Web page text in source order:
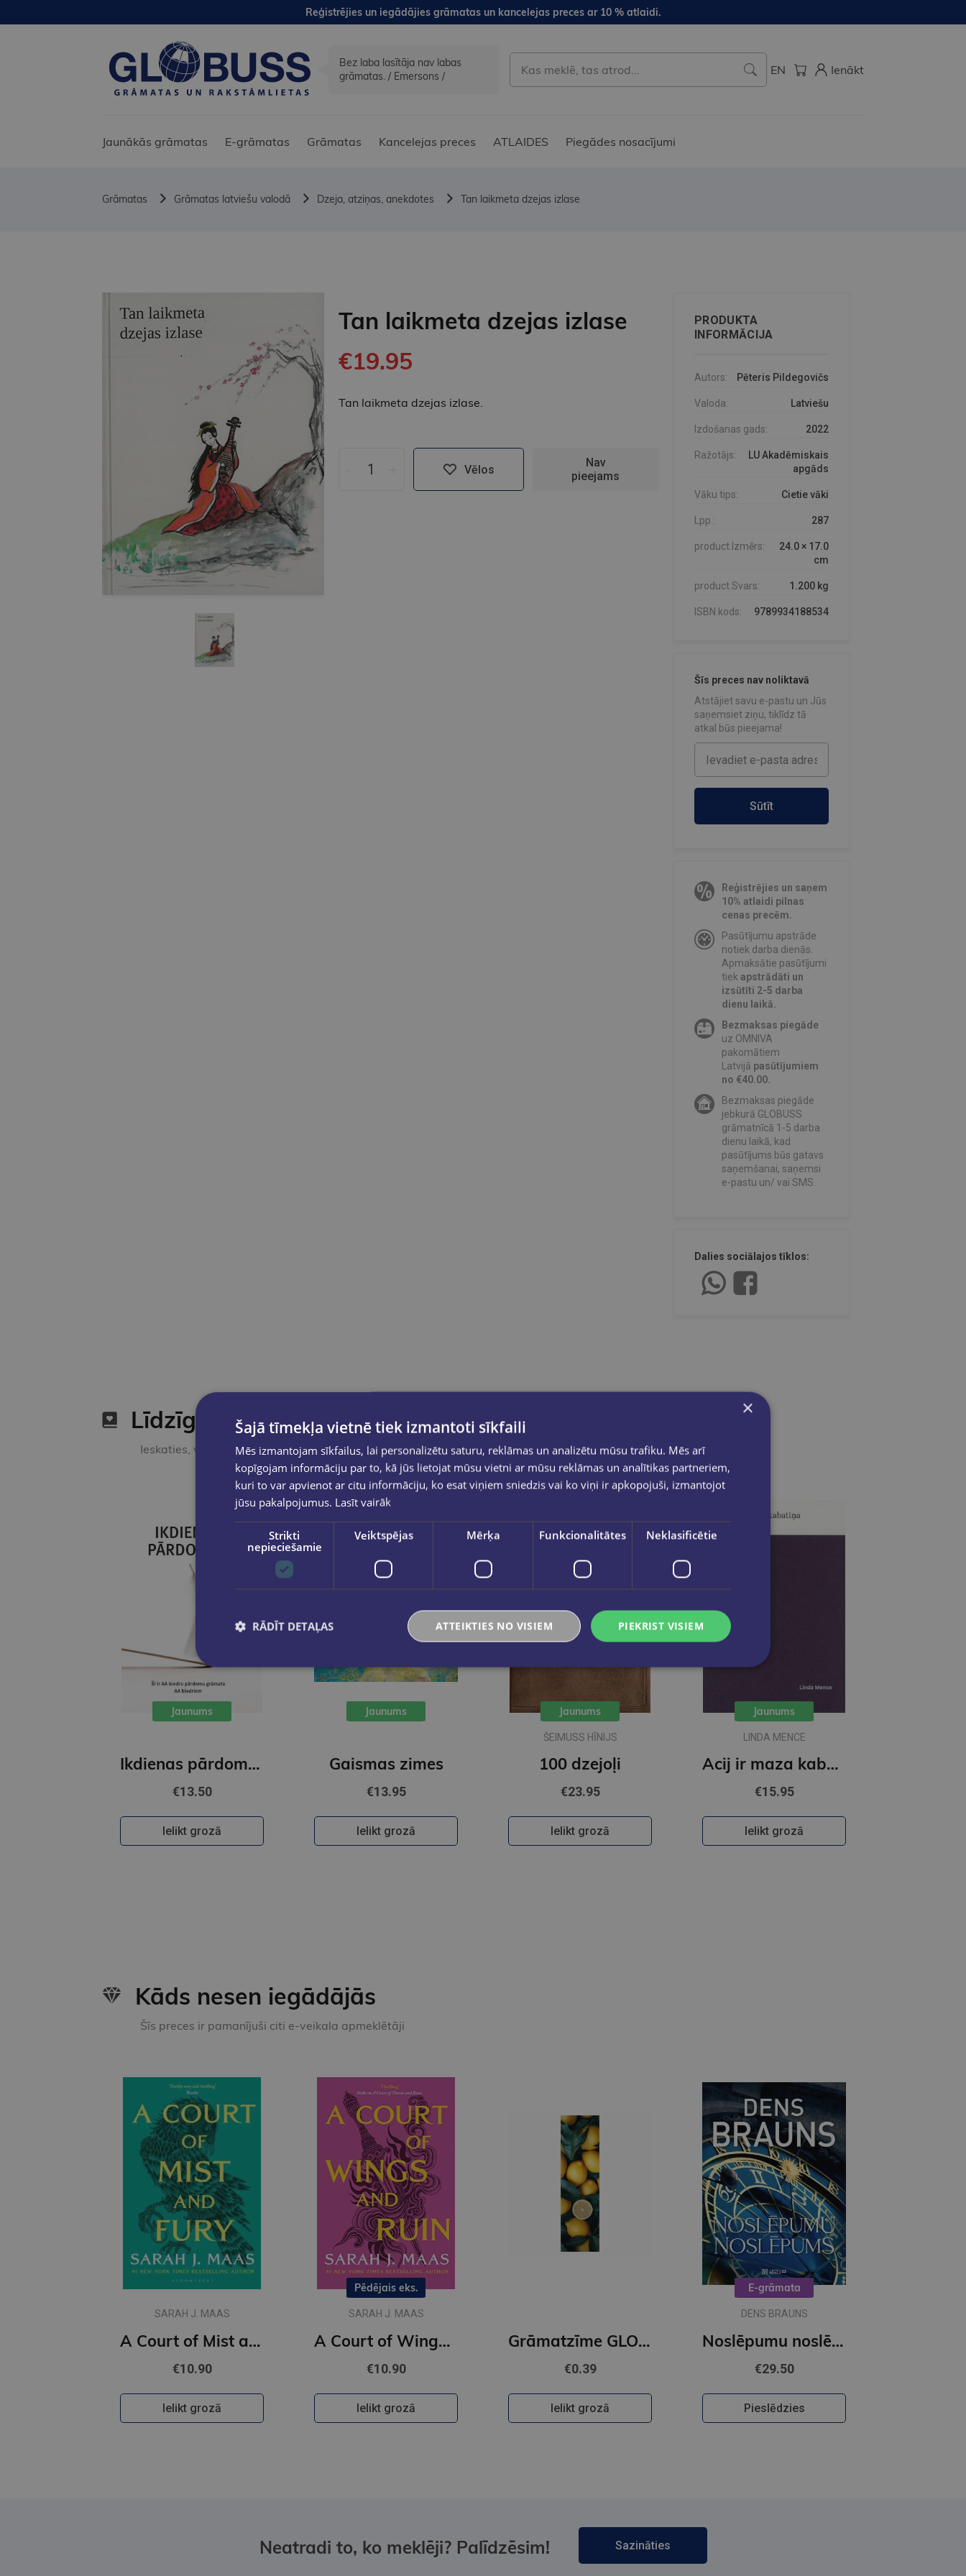
Reģistrējies un iegādājies grāmatas un kancelejas preces ar 10 % atlaidi.
Bez laba lasītāja nav labas
grāmatas. / Emersons /
EN Ienākt
Jaunākās grāmatas E-grāmatas Grāmatas Kancelejas preces ATLAIDES Piegādes nosacījumi
Grāmatas Grāmatas latviešu valodā Dzeja, atziņas, anekdotes Tan laikmeta dzejas izlase
Tan laikmeta dzejas izlase
€19.95
Tan laikmeta dzejas izlase.
Vēlos
Nav
pieejams
PRODUKTA
INFORMĀCIJA
Autors: Pēteris Pildegovičs
Valoda: Latviešu
Izdošanas gads: 2022
Ražotājs:
LU Akadēmiskais
apgāds
Vāku tips: Cietie vāki
Lpp.: 287
product.Izmērs:
24.0 × 17.0
cm
product.Svars: 1.200 kg
ISBN kods: 9789934188534
Šīs preces nav noliktavā
Atstājiet savu e-pastu un Jūs
saņemsiet ziņu, tiklīdz tā
atkal būs pieejama!
Sūtīt
Reģistrējies un saņem
10% atlaidi pilnas
cenas precēm.
Pasūtījumu apstrāde
notiek darba dienās.
Apmaksātie pasūtījumi
tiekapstrādāti un
izsūtīti 2-5 darba
dienu laikā.
Bezmaksas piegāde
uz OMNIVA
pakomātiem
Latvijā pasūtījumiem
no €40.00.
Bezmaksas piegāde
jebkurā GLOBUSS
grāmatnīcā 1-5 darba
dienu laikā, kad
pasūtījums būs gatavs
saņemšanai, saņemsi
e-pastu un/ vai SMS.
Dalies sociālajos tīklos:
Līdzīgas preces
Ieskaties, varbūt noder
Jaunums
Ikdienas pārdomas
€13.50
Ielikt grozā
Jaunums
Gaismas zimes
€13.95
Ielikt grozā
Jaunums
ŠEIMUSS HĪNIJS
100 dzejoļi
€23.95
Ielikt grozā
Jaunums
LINDA MENCE
Acij ir maza kabatiņa
€15.95
Ielikt grozā
Kāds nesen iegādājās
Šīs preces ir pamanījuši citi e-veikala apmeklētāji
SARAH J. MAAS
A Court of Mist and Fury : 2
€10.90
Ielikt grozā
Pēdējais eks.
SARAH J. MAAS
A Court of Wings and Ruin : 3
€10.90
Ielikt grozā
Grāmatzīme GLOBUSS - Citroni
€0.39
Ielikt grozā
E-grāmata
DENS BRAUNS
Noslēpumu noslēpums (e-grāmata)
€29.50
Pieslēdzies
Neatradi to, ko meklēji? Palīdzēsim! Sazināties
×
Šajā tīmekļa vietnē tiek izmantoti sīkfaili
Mēs izmantojam sīkfailus, lai personalizētu saturu, reklāmas un analizētu mūsu trafiku. Mēs arī
kopīgojam informāciju par to, kā jūs lietojat mūsu vietni ar mūsu reklāmas un analītikas partneriem,
kuri to var apvienot ar citu informāciju, ko esat viņiem sniedzis vai ko viņi ir apkopojuši, izmantojot
jūsu pakalpojumus. Lasīt vairāk
Strikti
nepieciešamie
Veiktspējas Mērķa Funkcionalitātes Neklasificētie
PIEKRIST VISIEM
ATTEIKTIES NO VISIEM
RĀDĪT DETAĻAS